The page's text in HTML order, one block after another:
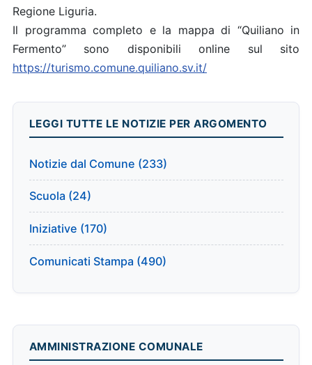
Regione Liguria.
Il programma completo e la mappa di “Quiliano in
Fermento” sono disponibili online sul sito
https://turismo.comune.quiliano.sv.it/
LEGGI TUTTE LE NOTIZIE PER ARGOMENTO
Notizie dal Comune (233)
Scuola (24)
Iniziative (170)
Comunicati Stampa (490)
AMMINISTRAZIONE COMUNALE